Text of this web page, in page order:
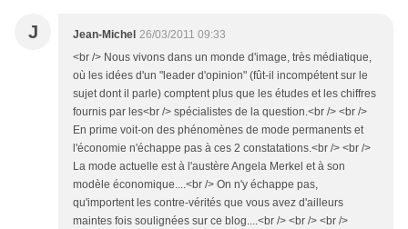
J Jean-Michel 26/03/2011 09:33
<br /> Nous vivons dans un monde d'image, très médiatique,
où les idées d'un "leader d'opinion" (fût-il incompétent sur le
sujet dont il parle) comptent plus que les études et les chiffres
fournis par les<br /> spécialistes de la question.<br /> <br />
En prime voit-on des phénomènes de mode permanents et
l'économie n'échappe pas à ces 2 constatations.<br /> <br />
La mode actuelle est à l'austère Angela Merkel et à son
modèle économique....<br /> On n'y échappe pas,
qu'importent les contre-vérités que vous avez d'ailleurs
maintes fois soulignées sur ce blog....<br /> <br /> <br />